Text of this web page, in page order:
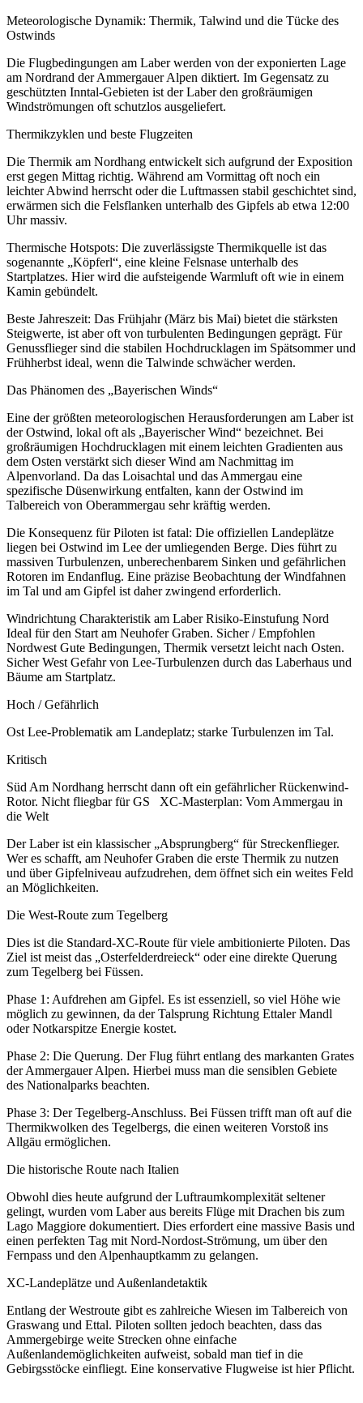
Meteorologische Dynamik: Thermik, Talwind und die Tücke des
Ostwinds
Die Flugbedingungen am Laber werden von der exponierten Lage
am Nordrand der Ammergauer Alpen diktiert. Im Gegensatz zu
geschützten Inntal-Gebieten ist der Laber den großräumigen
Windströmungen oft schutzlos ausgeliefert.
Thermikzyklen und beste Flugzeiten
Die Thermik am Nordhang entwickelt sich aufgrund der Exposition
erst gegen Mittag richtig. Während am Vormittag oft noch ein
leichter Abwind herrscht oder die Luftmassen stabil geschichtet sind,
erwärmen sich die Felsflanken unterhalb des Gipfels ab etwa 12:00
Uhr massiv.
Thermische Hotspots: Die zuverlässigste Thermikquelle ist das
sogenannte „Köpferl“, eine kleine Felsnase unterhalb des
Startplatzes. Hier wird die aufsteigende Warmluft oft wie in einem
Kamin gebündelt.
Beste Jahreszeit: Das Frühjahr (März bis Mai) bietet die stärksten
Steigwerte, ist aber oft von turbulenten Bedingungen geprägt. Für
Genussflieger sind die stabilen Hochdrucklagen im Spätsommer und
Frühherbst ideal, wenn die Talwinde schwächer werden.
Das Phänomen des „Bayerischen Winds“
Eine der größten meteorologischen Herausforderungen am Laber ist
der Ostwind, lokal oft als „Bayerischer Wind“ bezeichnet. Bei
großräumigen Hochdrucklagen mit einem leichten Gradienten aus
dem Osten verstärkt sich dieser Wind am Nachmittag im
Alpenvorland. Da das Loisachtal und das Ammergau eine
spezifische Düsenwirkung entfalten, kann der Ostwind im
Talbereich von Oberammergau sehr kräftig werden.
Die Konsequenz für Piloten ist fatal: Die offiziellen Landeplätze
liegen bei Ostwind im Lee der umliegenden Berge. Dies führt zu
massiven Turbulenzen, unberechenbarem Sinken und gefährlichen
Rotoren im Endanflug. Eine präzise Beobachtung der Windfahnen
im Tal und am Gipfel ist daher zwingend erforderlich.
Windrichtung Charakteristik am Laber Risiko-Einstufung Nord
Ideal für den Start am Neuhofer Graben. Sicher / Empfohlen
Nordwest Gute Bedingungen, Thermik versetzt leicht nach Osten.
Sicher West Gefahr von Lee-Turbulenzen durch das Laberhaus und
Bäume am Startplatz.
Hoch / Gefährlich
Ost Lee-Problematik am Landeplatz; starke Turbulenzen im Tal.
Kritisch
Süd Am Nordhang herrscht dann oft ein gefährlicher Rückenwind-
Rotor. Nicht fliegbar für GS XC-Masterplan: Vom Ammergau in
die Welt
Der Laber ist ein klassischer „Absprungberg“ für Streckenflieger.
Wer es schafft, am Neuhofer Graben die erste Thermik zu nutzen
und über Gipfelniveau aufzudrehen, dem öffnet sich ein weites Feld
an Möglichkeiten.
Die West-Route zum Tegelberg
Dies ist die Standard-XC-Route für viele ambitionierte Piloten. Das
Ziel ist meist das „Osterfelderdreieck“ oder eine direkte Querung
zum Tegelberg bei Füssen.
Phase 1: Aufdrehen am Gipfel. Es ist essenziell, so viel Höhe wie
möglich zu gewinnen, da der Talsprung Richtung Ettaler Mandl
oder Notkarspitze Energie kostet.
Phase 2: Die Querung. Der Flug führt entlang des markanten Grates
der Ammergauer Alpen. Hierbei muss man die sensiblen Gebiete
des Nationalparks beachten.
Phase 3: Der Tegelberg-Anschluss. Bei Füssen trifft man oft auf die
Thermikwolken des Tegelbergs, die einen weiteren Vorstoß ins
Allgäu ermöglichen.
Die historische Route nach Italien
Obwohl dies heute aufgrund der Luftraumkomplexität seltener
gelingt, wurden vom Laber aus bereits Flüge mit Drachen bis zum
Lago Maggiore dokumentiert. Dies erfordert eine massive Basis und
einen perfekten Tag mit Nord-Nordost-Strömung, um über den
Fernpass und den Alpenhauptkamm zu gelangen.
XC-Landeplätze und Außenlandetaktik
Entlang der Westroute gibt es zahlreiche Wiesen im Talbereich von
Graswang und Ettal. Piloten sollten jedoch beachten, dass das
Ammergebirge weite Strecken ohne einfache
Außenlandemöglichkeiten aufweist, sobald man tief in die
Gebirgsstöcke einfliegt. Eine konservative Flugweise ist hier Pflicht.